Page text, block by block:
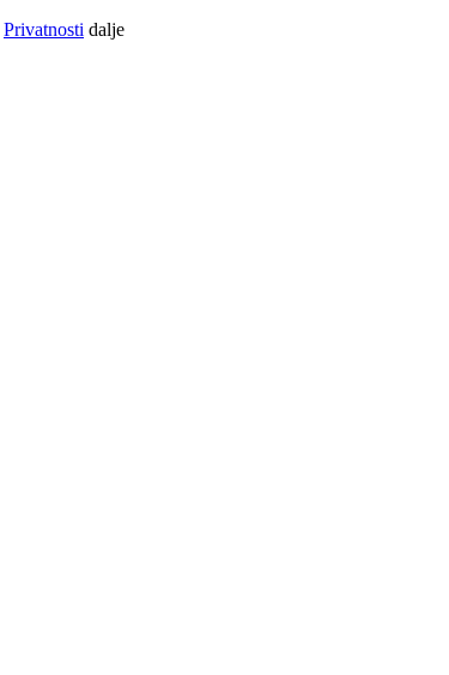
Privatnosti dalje